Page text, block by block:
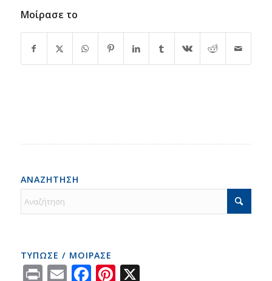
Μοίρασε το
ΑΝΑΖΗΤΗΣΗ
ΤΥΠΩΣΕ / ΜΟΙΡΑΣΕ
PrintEmailFacebook
Pinterest
X